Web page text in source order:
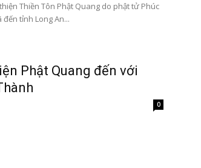
Thiền Tôn Phật Quang do phật tử Phúc
tỉnh Long An...
Phật Quang đến với
0